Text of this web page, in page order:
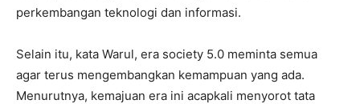
perkembangan teknologi dan informasi.
Selain itu, kata Warul, era society 5.0 meminta semua
agar terus mengembangkan kemampuan yang ada.
Menurutnya, kemajuan era ini acapkali menyorot tata